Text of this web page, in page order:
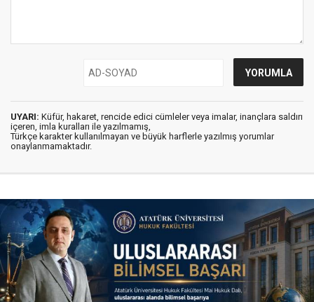
UYARI: Küfür, hakaret, rencide edici cümleler veya imalar, inançlara saldırı
içeren, imla kuralları ile yazılmamış,
Türkçe karakter kullanılmayan ve büyük harflerle yazılmış yorumlar
onaylanmamaktadır.